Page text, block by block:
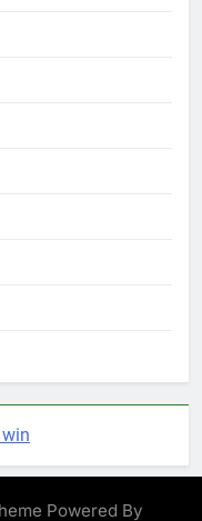
Powered By